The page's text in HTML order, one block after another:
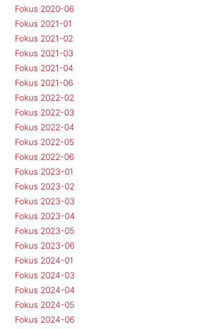
Fokus 2020-06
Fokus 2021-01
Fokus 2021-02
Fokus 2021-03
Fokus 2021-04
Fokus 2021-06
Fokus 2022-02
Fokus 2022-03
Fokus 2022-04
Fokus 2022-05
Fokus 2022-06
Fokus 2023-01
Fokus 2023-02
Fokus 2023-03
Fokus 2023-04
Fokus 2023-05
Fokus 2023-06
Fokus 2024-01
Fokus 2024-03
Fokus 2024-04
Fokus 2024-05
Fokus 2024-06